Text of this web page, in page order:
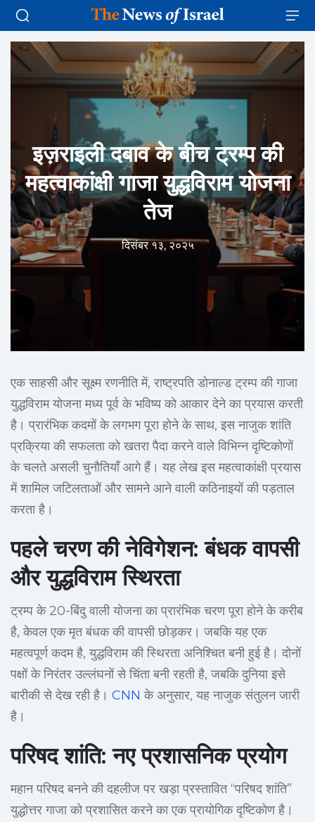
इज़राइली दबाव के बीच ट्रम्प की
महत्वाकांक्षी गाजा युद्धविराम योजना
तेज
दिसंबर १३, २०२५
एक साहसी और सूक्ष्म रणनीति में, राष्ट्रपति डोनाल्ड ट्रम्प की गाजा
युद्धविराम योजना मध्य पूर्व के भविष्य को आकार देने का प्रयास करती
है। प्रारंभिक कदमों के लगभग पूरा होने के साथ, इस नाजुक शांति
प्रक्रिया की सफलता को खतरा पैदा करने वाले विभिन्न दृष्टिकोणों
के चलते असली चुनौतियाँ आगे हैं। यह लेख इस महत्वाकांक्षी प्रयास
में शामिल जटिलताओं और सामने आने वाली कठिनाइयों की पड़ताल
करता है।
पहले चरण की नेविगेशन: बंधक वापसी
और युद्धविराम स्थिरता
ट्रम्प के 20-बिंदु वाली योजना का प्रारंभिक चरण पूरा होने के करीब
है, केवल एक मृत बंधक की वापसी छोड़कर। जबकि यह एक
महत्वपूर्ण कदम है, युद्धविराम की स्थिरता अनिश्चित बनी हुई है। दोनों
पक्षों के निरंतर उल्लंघनों से चिंता बनी रहती है, जबकि दुनिया इसे
बारीकी से देख रही है। CNN के अनुसार, यह नाजुक संतुलन जारी
है।
परिषद शांति: नए प्रशासनिक प्रयोग
महान परिषद बनने की दहलीज पर खड़ा प्रस्तावित “परिषद शांति”
युद्धोत्तर गाजा को प्रशासित करने का एक प्रायोगिक दृष्टिकोण है।